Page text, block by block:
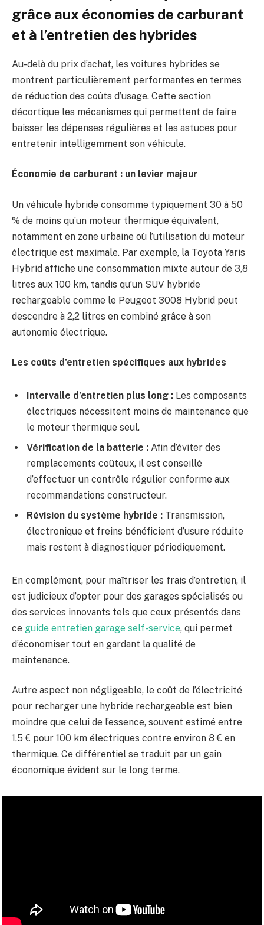
grâce aux économies de carburant
et à l’entretien des hybrides
Au-delà du prix d’achat, les voitures hybrides se
montrent particulièrement performantes en termes
de réduction des coûts d’usage. Cette section
décortique les mécanismes qui permettent de faire
baisser les dépenses régulières et les astuces pour
entretenir intelligemment son véhicule.
Économie de carburant : un levier majeur
Un véhicule hybride consomme typiquement 30 à 50
% de moins qu’un moteur thermique équivalent,
notamment en zone urbaine où l’utilisation du moteur
électrique est maximale. Par exemple, la Toyota Yaris
Hybrid affiche une consommation mixte autour de 3,8
litres aux 100 km, tandis qu’un SUV hybride
rechargeable comme le Peugeot 3008 Hybrid peut
descendre à 2,2 litres en combiné grâce à son
autonomie électrique.
Les coûts d’entretien spécifiques aux hybrides
Intervalle d’entretien plus long : Les composants
électriques nécessitent moins de maintenance que
le moteur thermique seul.
Vérification de la batterie : Afin d’éviter des
remplacements coûteux, il est conseillé
d’effectuer un contrôle régulier conforme aux
recommandations constructeur.
Révision du système hybride : Transmission,
électronique et freins bénéficient d’usure réduite
mais restent à diagnostiquer périodiquement.
En complément, pour maîtriser les frais d’entretien, il
est judicieux d’opter pour des garages spécialisés ou
des services innovants tels que ceux présentés dans
ce guide entretien garage self-service, qui permet
d’économiser tout en gardant la qualité de
maintenance.
Autre aspect non négligeable, le coût de l’électricité
pour recharger une hybride rechargeable est bien
moindre que celui de l’essence, souvent estimé entre
1,5 € pour 100 km électriques contre environ 8 € en
thermique. Ce différentiel se traduit par un gain
économique évident sur le long terme.